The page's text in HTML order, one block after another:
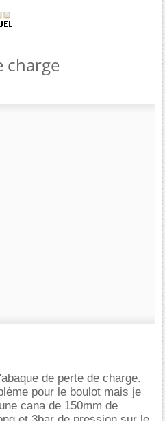
charge
de perte de charge.
pour le boulot mais je
cana de 150mm de